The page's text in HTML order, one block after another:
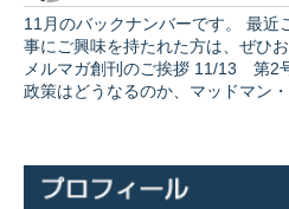
11月のバックナンバーです。 最近ご登録された方や、過去の記
事にご興味を持たれた方は、ぜひお読みく
メルマガ創刊のご挨拶 11/13 第2号 トランプ次期大統領の対外
政策はどうなるのか、マッドマン